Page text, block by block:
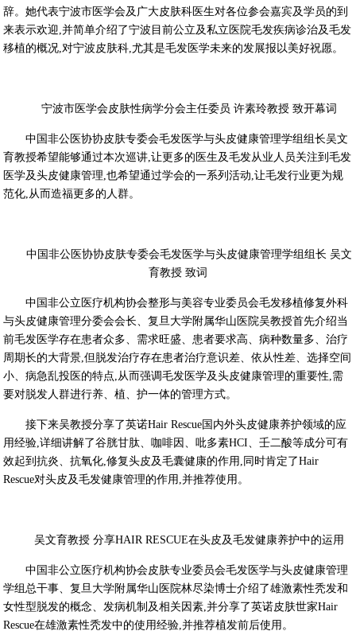
辞。她代表宁波市医学会及广大皮肤科医生对各位参会嘉宾及学员的到
来表示欢迎,并简单介绍了宁波目前公立及私立医院毛发疾病诊治及毛发
移植的概况,对宁波皮肤科,尤其是毛发医学未来的发展报以美好祝愿。
宁波市医学会皮肤性病学分会主任委员 许素玲教授 致开幕词
中国非公医协协皮肤专委会毛发医学与头皮健康管理学组组长吴文
育教授希望能够通过本次巡讲,让更多的医生及毛发从业人员关注到毛发
医学及头皮健康管理,也希望通过学会的一系列活动,让毛发行业更为规
范化,从而造福更多的人群。
中国非公医协协皮肤专委会毛发医学与头皮健康管理学组组长 吴文
育教授 致词
中国非公立医疗机构协会整形与美容专业委员会毛发移植修复外科
与头皮健康管理分委会会长、复旦大学附属华山医院吴教授首先介绍当
前毛发医学存在患者众多、需求旺盛、患者要求高、病种数量多、治疗
周期长的大背景,但脱发治疗存在患者治疗意识差、依从性差、选择空间
小、病急乱投医的特点,从而强调毛发医学及头皮健康管理的重要性,需
要对脱发人群进行养、植、护一体的管理方式。
接下来吴教授分享了英诺Hair Rescue国内外头皮健康养护领域的应
用经验,详细讲解了谷胱甘肽、咖啡因、吡多素HCI、壬二酸等成分可有
效起到抗炎、抗氧化,修复头皮及毛囊健康的作用,同时肯定了Hair
Rescue对头皮及毛发健康管理的作用,并推荐使用。
吴文育教授 分享HAIR RESCUE在头皮及毛发健康养护中的运用
中国非公立医疗机构协会皮肤专业委员会毛发医学与头皮健康管理
学组总干事、复旦大学附属华山医院林尽染博士介绍了雄激素性秃发和
女性型脱发的概念、发病机制及相关因素,并分享了英诺皮肤世家Hair
Rescue在雄激素性秃发中的使用经验,并推荐植发前后使用。